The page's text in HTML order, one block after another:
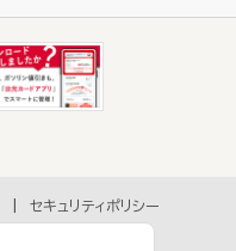
セキュリティポリシー